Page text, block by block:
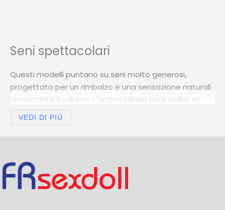
Seni spettacolari
Questi modelli puntano su seni molto generosi,
progettato per un rimbalzo e una sensazione naturali
nonostante il volume. L'option idéale pour celles et
ceux qui aiment les bustes imposants
Les seins énormes s'associent souvent à des
silhouettes sinuosoOBBW . Per un volume più
contenuto, vederligrandi tette.
VEDI DI PIÙ